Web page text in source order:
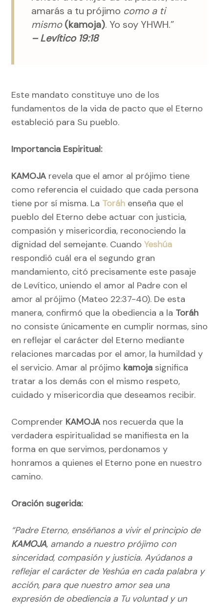
amarás a tu prójimo como a ti
mismo(kamoja). Yo soy YHWH.”
– Levítico 19:18
Este mandato constituye uno de los
fundamentos de la vida de pacto que el Eterno
estableció para Su pueblo.
Importancia Espiritual:
KAMOJA revela que el amor al prójimo tiene
como referencia el cuidado que cada persona
tiene por sí misma. La Toráh enseña que el
pueblo del Eterno debe actuar con justicia,
compasión y misericordia, reconociendo la
dignidad del semejante. Cuando Yeshúa
respondió cuál era el segundo gran
mandamiento, citó precisamente este pasaje
de Levítico, uniendo el amor al Padre con el
amor al prójimo (Mateo 22:37-40). De esta
manera, confirmó que la obediencia a la Toráh
no consiste únicamente en cumplir normas, sino
en reflejar el carácter del Eterno mediante
relaciones marcadas por el amor, la humildad y
el servicio. Amar al prójimo kamoja significa
tratar a los demás con el mismo respeto,
cuidado y misericordia que deseamos recibir.
Comprender KAMOJA nos recuerda que la
verdadera espiritualidad se manifiesta en la
forma en que servimos, perdonamos y
honramos a quienes el Eterno pone en nuestro
camino.
Oración sugerida:
“Padre Eterno, enséñanos a vivir el principio de
KAMOJA, amando a nuestro prójimo con
sinceridad, compasión y justicia. Ayúdanos a
reflejar el carácter de Yeshúa en cada palabra y
acción, para que nuestro amor sea una
expresión de obediencia a Tu voluntad y un